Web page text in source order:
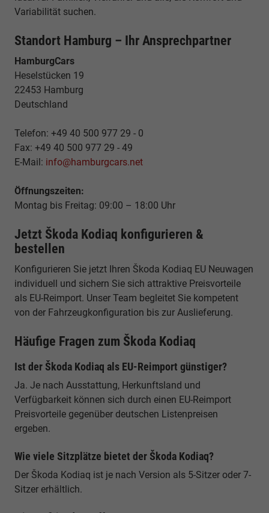
Variabilität suchen.
Standort Hamburg – Ihr Ansprechpartner
HamburgCars
Heselstücken 19
22453 Hamburg
Deutschland
Telefon: +49 40 500 977 29 - 0
Fax: +49 40 500 977 29 - 49
E-Mail: info@hamburgcars.net
Öffnungszeiten:
Montag bis Freitag: 09:00 – 18:00 Uhr
Jetzt Škoda Kodiaq konfigurieren &
bestellen
Konfigurieren Sie jetzt Ihren Škoda Kodiaq EU Neuwagen
individuell und sichern Sie sich attraktive Preisvorteile
als EU-Reimport. Unser Team begleitet Sie kompetent
von der Fahrzeugkonfiguration bis zur Auslieferung.
Häufige Fragen zum Škoda Kodiaq
Ist der Škoda Kodiaq als EU-Reimport günstiger?
Ja. Je nach Ausstattung, Herkunftsland und
Verfügbarkeit können sich durch einen EU-Reimport
Preisvorteile gegenüber deutschen Listenpreisen
ergeben.
Wie viele Sitzplätze bietet der Škoda Kodiaq?
Der Škoda Kodiaq ist je nach Version als 5-Sitzer oder 7-
Sitzer erhältlich.